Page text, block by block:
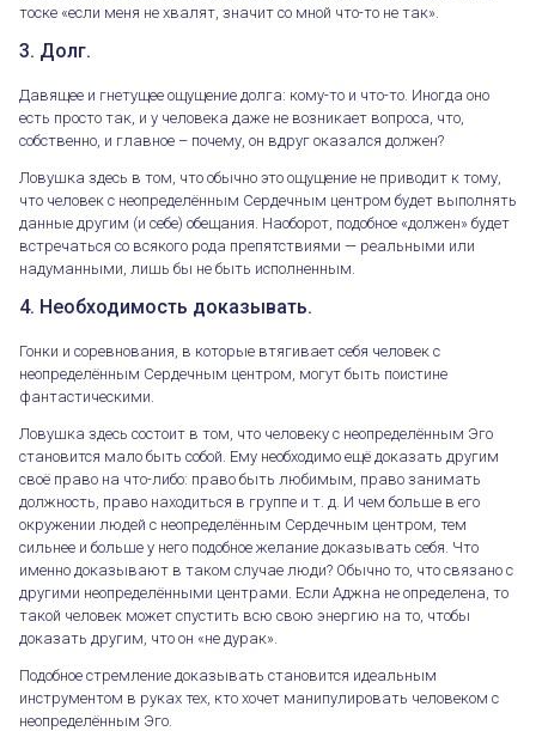
тоске «если меня не хвалят, значит со мной что-то не так».
3. Долг.
Давящее и гнетущее ощущение долга: кому-то и что-то. Иногда оно
есть просто так, и у человека даже не возникает вопроса, что,
собственно, и главное – почему, он вдруг оказался должен?
Ловушка здесь в том, что обычно это ощущение не приводит к тому,
что человек с неопределённым Сердечным центром будет выполнять
данные другим (и себе) обещания. Наоборот, подобное «должен» будет
встречаться со всякого рода препятствиями — реальными или
надуманными, лишь бы не быть исполненным.
4. Необходимость доказывать.
Гонки и соревнования, в которые втягивает себя человек с
неопределённым Сердечным центром, могут быть поистине
фантастическими.
Ловушка здесь состоит в том, что человеку с неопределённым Эго
становится мало быть собой. Ему необходимо ещё доказать другим
своё право на что-либо: право быть любимым, право занимать
должность, право находиться в группе и т. д. И чем больше в его
окружении людей с неопределённым Сердечным центром, тем
сильнее и больше у него подобное желание доказывать себя. Что
именно доказывают в таком случае люди? Обычно то, что связано с
другими неопределёнными центрами. Если Аджна не определена, то
такой человек может спустить всю свою энергию на то, чтобы
доказать другим, что он «не дурак».
Подобное стремление доказывать становится идеальным
инструментом в руках тех, кто хочет манипулировать человеком с
неопределённым Эго.